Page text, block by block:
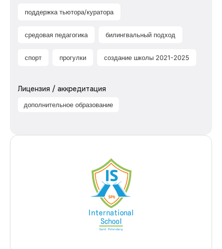
поддержка тьютора/куратора
средовая педагогика билингвальный подход
спорт прогулки создание школы 2021-2025
Лицензия / аккредитация
дополнительное образование